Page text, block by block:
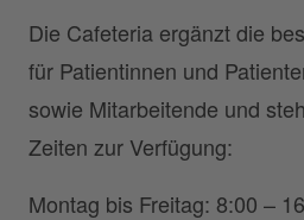
Die Cafeteria ergänzt die
für Patientinnen und
sowie Mitarbeitende und
Zeiten zur Verfügung:
Montag bis Freitag: 8:00 –